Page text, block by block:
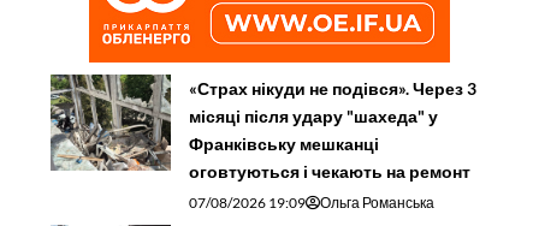
«Страх нікуди не подівся». Через 3
місяці після удару "шахеда" у
Франківську мешканці
оговтуються і чекають на ремонт
07/08/2026 19:09 Ольга Романська